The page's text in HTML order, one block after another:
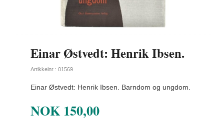
Einar Østvedt: Henrik Ibsen.
Artikkelnr.: 01569
Einar Østvedt: Henrik Ibsen. Barndom og ungdom.
NOK 150,00